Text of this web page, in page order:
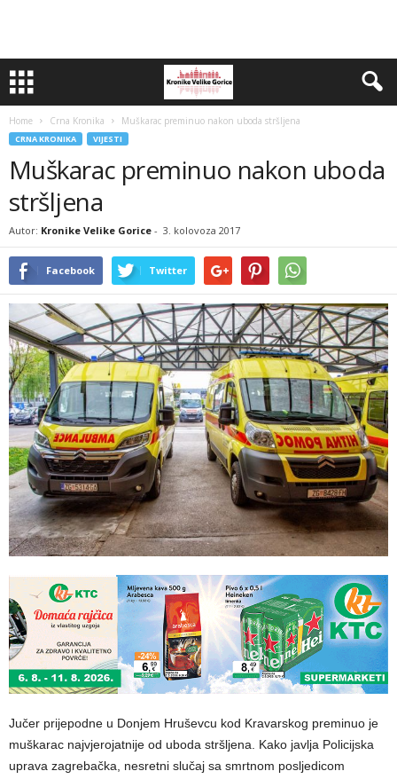
Home Crna Kronika Muškarac preminuo nakon uboda stršljena
CRNA KRONIKA VIJESTI
Muškarac preminuo nakon uboda
stršljena
Autor: Kronike Velike Gorice - 3. kolovoza 2017
Facebook Twitter
Jučer prijepodne u Donjem Hruševcu kod Kravarskog preminuo je
muškarac najvjerojatnije od uboda stršljena. Kako javlja Policijska
uprava zagrebačka, nesretni slučaj sa smrtnom posljedicom